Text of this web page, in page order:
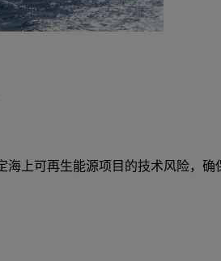
上可再生能源项目的技术风险，